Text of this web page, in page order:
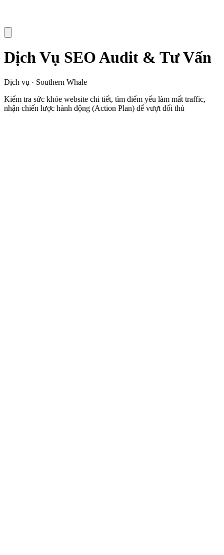
Dịch Vụ SEO Audit & Tư Vấn
Dịch vụ · Southern Whale
Kiểm tra sức khỏe website chi tiết, tìm điểm yếu làm mất traffic,
nhận chiến lược hành động (Action Plan) để vượt đối thủ